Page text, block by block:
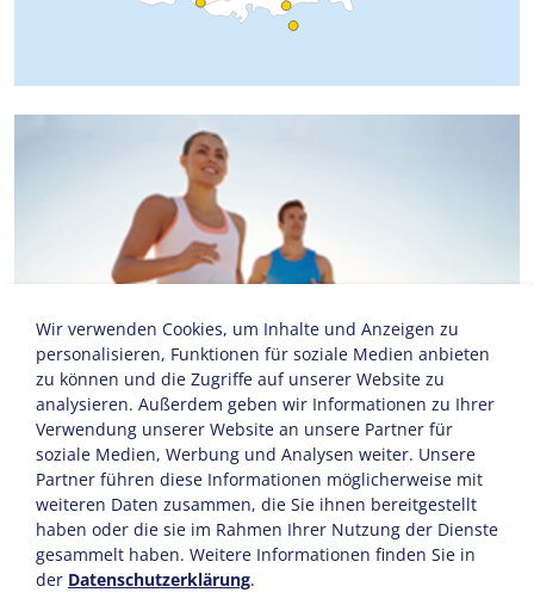
Wir verwenden Cookies, um Inhalte und Anzeigen zu
personalisieren, Funktionen für soziale Medien anbieten
zu können und die Zugriffe auf unserer Website zu
analysieren. Außerdem geben wir Informationen zu Ihrer
Verwendung unserer Website an unsere Partner für
soziale Medien, Werbung und Analysen weiter. Unsere
Partner führen diese Informationen möglicherweise mit
weiteren Daten zusammen, die Sie ihnen bereitgestellt
haben oder die sie im Rahmen Ihrer Nutzung der Dienste
gesammelt haben. Weitere Informationen finden Sie in
der Datenschutzerklärung.